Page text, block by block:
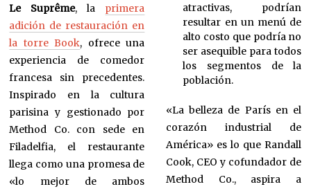
Le Suprême, la primera
adición de restauración en
la torre Book, ofrece una
experiencia de comedor
francesa sin precedentes.
Inspirado en la cultura
parisina y gestionado por
Method Co. con sede en
Filadelfia, el restaurante
llega como una promesa de
«lo mejor de ambos
atractivas, podrían
resultar en un menú de
alto costo que podría no
ser asequible para todos
los segmentos de la
población.
«La belleza de París en el
corazón industrial de
América» es lo que Randall
Cook, CEO y cofundador de
Method Co., aspira a